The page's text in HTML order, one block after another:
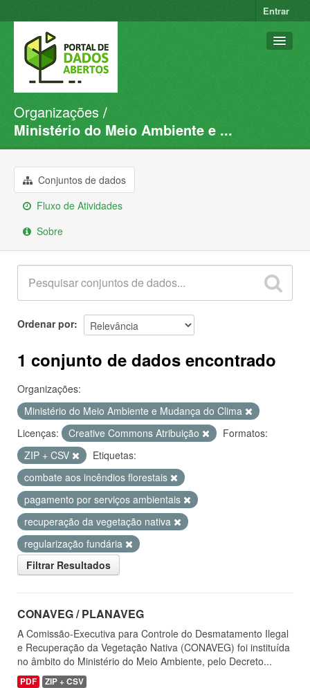
Entrar
Conjuntos de dados
Organizações
Sobre
Organizações
Ministério do Meio Ambiente e ...
Conjuntos de dados
Fluxo de Atividades
Sobre
Ordenar por
1 conjunto de dados encontrado
Organizações:
Ministério do Meio Ambiente e Mudança do Clima
Licenças:
Creative Commons Atribuição
Formatos:
ZIP + CSV
Etiquetas:
combate aos incêndios florestais
pagamento por serviços ambientais
recuperação da vegetação nativa
regularização fundária
Filtrar Resultados
CONAVEG / PLANAVEG
A Comissão-Executiva para Controle do Desmatamento Ilegal
e Recuperação da Vegetação Nativa (CONAVEG) foi instituída
no âmbito do Ministério do Meio Ambiente, pelo Decreto...
PDF ZIP + CSV